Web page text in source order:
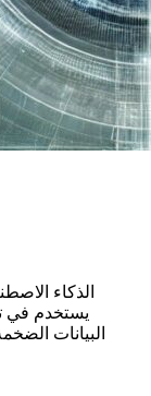
الذكاء
يستخدم في
البيانات